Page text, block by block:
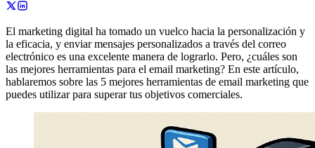
El marketing digital ha tomado un vuelco hacia la personalización y
la eficacia, y enviar mensajes personalizados a través del correo
electrónico es una excelente manera de lograrlo. Pero, ¿cuáles son
las mejores herramientas para el email marketing? En este artículo,
hablaremos sobre las 5 mejores herramientas de email marketing que
puedes utilizar para superar tus objetivos comerciales.